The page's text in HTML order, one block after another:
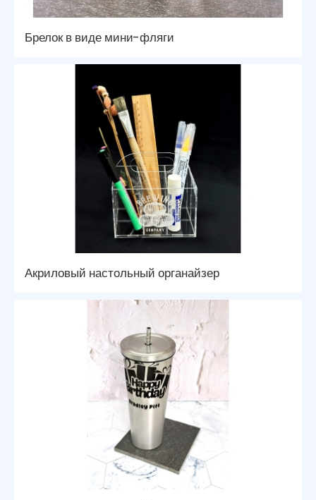
Брелок в виде мини-фляги
Акриловый настольный органайзер